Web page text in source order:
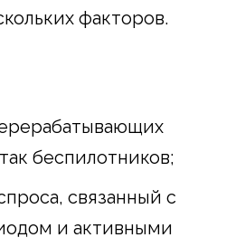
факторов.
беспилотников;
связанный с
и активными